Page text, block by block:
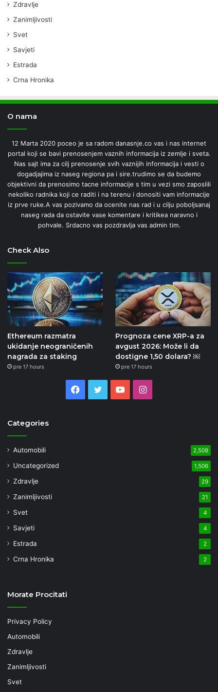
Zdravlje
Zanimljivosti
Svet
Savjeti
Estrada
Crna Hronika
O nama
12 Marta 2020 poceo je sa radom danasnje.co vas i nas internet
portal koji se bavi prenosenjem vaznih informacija iz zemlje i sveta.
Nas sajt ima za cilj prenosenje svih vaznijih informacija i vesti o
dogadjajima iz naseg regiona pa i sire.trudimo se da budemo
objektivni da prenosimo tacne informacije s tim u vezi smo zaposlili
nekoliko radnika koji ce raditi i na terenu i donositi vam informacije
iz prve ruke.A vas pozivamo da ocenite nas rad i u cilju poboljsanaj
naseg rada da ostavite vase komentare i kritikea naravno i
pohvale. Srdacno vas pozdravlja vas admin tim.
Check Also
Ethereum razmatra
ukidanje neograničenih
nagrada za staking
pre 17 hours
Prognoza cene XRP-a za
avgust 2026: Može li da
dostigne 1,50 dolara? ￼
pre 17 hours
Facebook
TwitterYouTubeInstagram
Categories
Automobili 2,508
Uncategorized 1,506
Zdravlje 29
Zanimljivosti 21
Svet 4
Savjeti 4
Estrada 2
Crna Hronika 2
Morate Procitati
Privacy Policy
Automobili
Zdravlje
Zanimljivosti
Svet